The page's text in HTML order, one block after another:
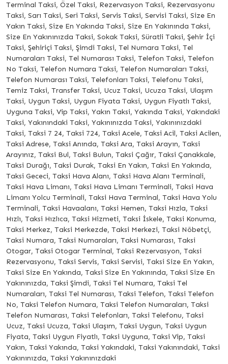
Terminal Taksi, Özel Taksi, Rezervasyon Taksi, Rezervasyonu
Taksi, Sarı Taksi, Seri Taksi, Servis Taksi, Servisi Taksi, Size En
Yakın Taksi, Size En Yakında Taksi, Size En Yakınında Taksi,
Size En Yakınınızda Taksi, Sokak Taksi, Süratli Taksi, Şehir İçi
Taksi, Şehiriçi Taksi, Şimdi Taksi, Tel Numara Taksi, Tel
Numaraları Taksi, Tel Numarası Taksi, Telefon Taksi, Telefon
No Taksi, Telefon Numara Taksi, Telefon Numaraları Taksi,
Telefon Numarası Taksi, Telefonları Taksi, Telefonu Taksi,
Temiz Taksi, Transfer Taksi, Ucuz Taksi, Ucuza Taksi, Ulaşım
Taksi, Uygun Taksi, Uygun Fiyata Taksi, Uygun Fiyatlı Taksi,
Uyguna Taksi, Vip Taksi, Yakın Taksi, Yakında Taksi, Yakındaki
Taksi, Yakınındaki Taksi, Yakınınızda Taksi, Yakınınızdaki
Taksi, Taksi 7 24, Taksi 724, Taksi Acele, Taksi Acil, Taksi Acilen,
Taksi Adrese, Taksi Anında, Taksi Ara, Taksi Arayın, Taksi
Arayınız, Taksi Bul, Taksi Bulun, Taksi Çağır, Taksi Çanakkale,
Taksi Durağı, Taksi Durak, Taksi En Yakın, Taksi En Yakında,
Taksi Gececi, Taksi Hava Alanı, Taksi Hava Alanı Terminali,
Taksi Hava Limanı, Taksi Hava Limanı Terminali, Taksi Hava
Limanı Yolcu Terminali, Taksi Hava Terminal, Taksi Hava Yolu
Terminali, Taksi Havaalanı, Taksi Hemen, Taksi Hızla, Taksi
Hızlı, Taksi Hızlıca, Taksi Hizmeti, Taksi İskele, Taksi Konuma,
Taksi Merkez, Taksi Merkezde, Taksi Merkezi, Taksi Nöbetçi,
Taksi Numara, Taksi Numaraları, Taksi Numarası, Taksi
Otogar, Taksi Otogar Terminal, Taksi Rezervasyon, Taksi
Rezervasyonu, Taksi Servis, Taksi Servisi, Taksi Size En Yakın,
Taksi Size En Yakında, Taksi Size En Yakınında, Taksi Size En
Yakınınızda, Taksi Şimdi, Taksi Tel Numara, Taksi Tel
Numaraları, Taksi Tel Numarası, Taksi Telefon, Taksi Telefon
No, Taksi Telefon Numara, Taksi Telefon Numaraları, Taksi
Telefon Numarası, Taksi Telefonları, Taksi Telefonu, Taksi
Ucuz, Taksi Ucuza, Taksi Ulaşım, Taksi Uygun, Taksi Uygun
Fiyata, Taksi Uygun Fiyatlı, Taksi Uyguna, Taksi Vip, Taksi
Yakın, Taksi Yakında, Taksi Yakındaki, Taksi Yakınındaki, Taksi
Yakınınızda, Taksi Yakınınızdaki